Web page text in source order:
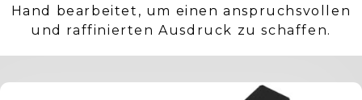
Hand bearbeitet, um einen anspruchsvollen
und raffinierten Ausdruck zu schaffen.